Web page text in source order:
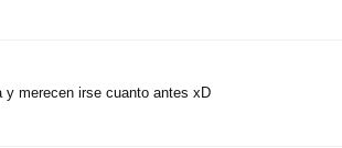
y merecen irse cuanto antes xD